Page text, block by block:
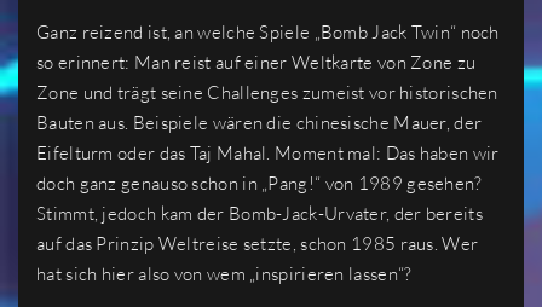
Ganz reizend ist, an welche Spiele „Bomb Jack Twin“ noch
so erinnert: Man reist auf einer Weltkarte von Zone zu
Zone und trägt seine Challenges zumeist vor historischen
Bauten aus. Beispiele wären die chinesische Mauer, der
Eifelturm oder das Taj Mahal. Moment mal: Das haben wir
doch ganz genauso schon in „Pang!“ von 1989 gesehen?
Stimmt, jedoch kam der Bomb-Jack-Urvater, der bereits
auf das Prinzip Weltreise setzte, schon 1985 raus. Wer
hat sich hier also von wem „inspirieren lassen“?